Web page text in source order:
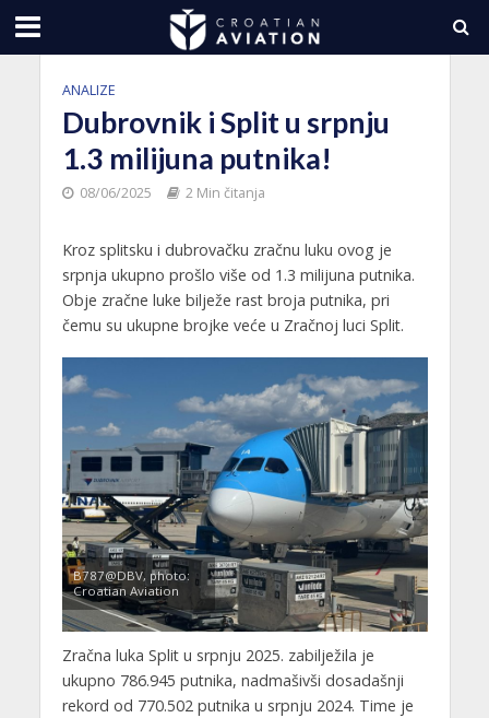
ANALIZE
Dubrovnik i Split u srpnju
1.3 milijuna putnika!
08/06/2025 2 Min čitanja
Kroz splitsku i dubrovačku zračnu luku ovog je
srpnja ukupno prošlo više od 1.3 milijuna putnika.
Obje zračne luke bilježe rast broja putnika, pri
čemu su ukupne brojke veće u Zračnoj luci Split.
B787@DBV, photo:
Croatian Aviation
Zračna luka Split u srpnju 2025. zabilježila je
ukupno 786.945 putnika, nadmašivši dosadašnji
rekord od 770.502 putnika u srpnju 2024. Time je